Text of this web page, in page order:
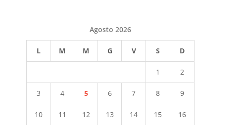
Agosto 2026
L M M G V S D
1 2
3 4 5 6 7 8 9
10 11 12 13 14 15 16